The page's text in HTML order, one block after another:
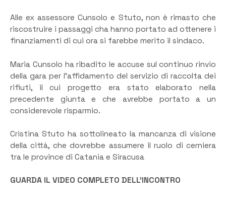
Alle ex assessore Cunsolo e Stuto, non è rimasto che
riscostruire i passaggi cha hanno portato ad ottenere i
finanziamenti di cui ora si farebbe merito il sindaco.
Maria Cunsolo ha ribadito le accuse sul continuo rinvio
della gara per l’affidamento del servizio di raccolta dei
rifiuti, il cui progetto era stato elaborato nella
precedente giunta e che avrebbe portato a un
considerevole risparmio.
Cristina Stuto ha sottolineato la mancanza di visione
della città, che dovrebbe assumere il ruolo di cerniera
tra le province di Catania e Siracusa
GUARDA IL VIDEO COMPLETO DELL’INCONTRO